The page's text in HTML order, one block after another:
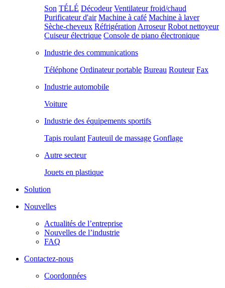
Son TÉLÉ Décodeur Ventilateur froid/chaud
Purificateur d'air Machine à café Machine à laver
Sèche-cheveux Réfrigération Arroseur Robot nettoyeur
Cuiseur électrique Console de piano électronique
Industrie des communications
Téléphone Ordinateur portable Bureau Routeur Fax
Industrie automobile
Voiture
Industrie des équipements sportifs
Tapis roulant Fauteuil de massage Gonflage
Autre secteur
Jouets en plastique
Solution
Nouvelles
Actualités de l’entreprise
Nouvelles de l’industrie
FAQ
Contactez-nous
Coordonnées